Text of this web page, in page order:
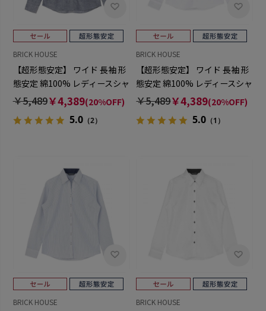
BRICK HOUSE
【超形態安定】 ワイド 長袖 形
態安定 綿100% レディースシャ
ツ
￥5,489￥4,389(20%OFF)
5.0（2）
BRICK HOUSE
【超形態安定】 ワイド 長袖 形
態安定 綿100% レディースシャ
ツ
￥5,489￥4,389(20%OFF)
5.0 （1）
BRICK HOUSE BRICK HOUSE